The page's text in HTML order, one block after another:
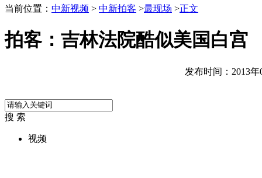
当前位置： 中新视频 > 中新拍客 >最现场 >正文
拍客：吉林法院酷似美国白宫
发布时间：2013年
搜 索
视频